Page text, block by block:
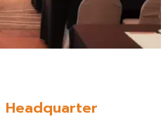
Headquarter